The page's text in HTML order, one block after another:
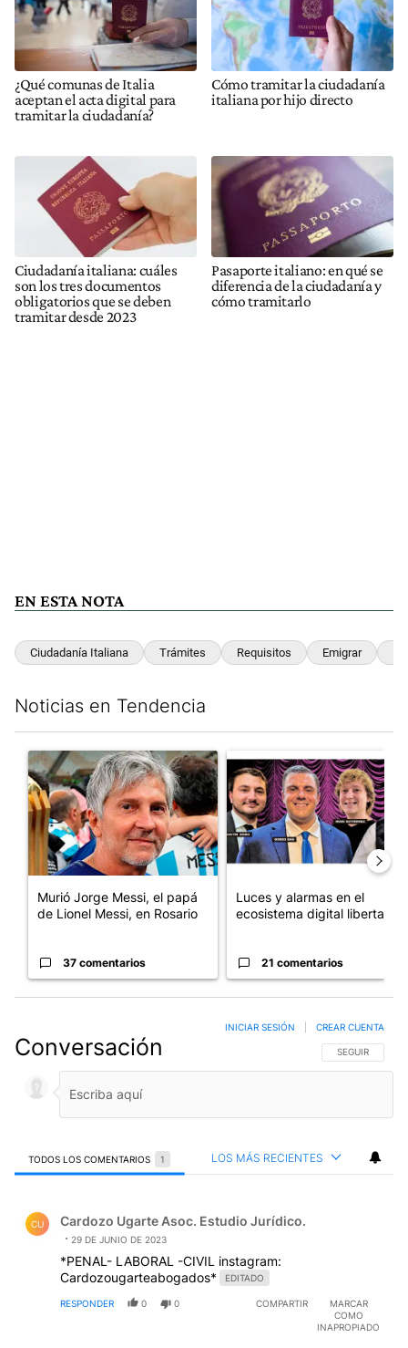
¿Qué comunas de Italia
aceptan el acta digital para
tramitar la ciudadanía?
Cómo tramitar la ciudadanía
italiana por hijo directo
Ciudadanía italiana: cuáles
son los tres documentos
obligatorios que se deben
tramitar desde 2023
Pasaporte italiano: en qué se
diferencia de la ciudadanía y
cómo tramitarlo
EN ESTA NOTA
Ciudadanía Italiana Trámites Requisitos Emigrar
Noticias en Tendencia
Un artículo de tendencia con el título "Murió Jorge Messi, el
Murió Jorge Messi, el papá
de Lionel Messi, en Rosario
37 comentarios
Un artículo de tendencia con
Luces y alarmas en el
ecosistema digital libertario
21 comentarios
Conversación SIGA ESTA
SEGUIR
INICIAR SESIÓN CREAR CUENTA
TODOS LOS COMENTARIOS 1 LOS MÁS RECIENTES
CU Cardozo Ugarte Asoc. Estudio Jurídico.
29 DE JUNIO DE 2023
*PENAL- LABORAL -CIVIL instagram:
Cardozougarteabogados*
EDITADO
RESPONDER 0 0 COMPARTIR
MARCAR
COMO
INAPROPIADO